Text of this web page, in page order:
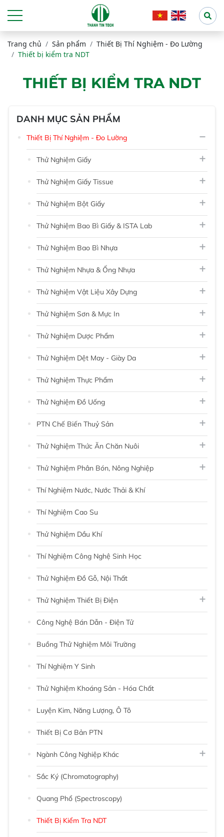
Trang chủ Sản phẩm
Thiết Bị Thí Nghiệm - Đo Lường
Thiết bị kiểm tra NDT
THIẾT BỊ KIỂM TRA NDT
DANH MỤC SẢN PHẨM
Thiết Bị Thí Nghiệm - Đo Lường
Thử Nghiệm Giấy
Thử Nghiệm Giấy Tissue
Thử Nghiệm Bột Giấy
Thử Nghiệm Bao Bì Giấy & ISTA Lab
Thử Nghiệm Bao Bì Nhựa
Thử Nghiệm Nhựa & Ống Nhựa
Thử Nghiệm Vật Liệu Xây Dựng
Thử Nghiệm Sơn & Mực In
Thử Nghiệm Dược Phẩm
Thử Nghiệm Dệt May - Giày Da
Thử Nghiệm Thực Phẩm
Thử Nghiệm Đồ Uống
PTN Chế Biến Thuỷ Sản
Thử Nghiệm Thức Ăn Chăn Nuôi
Thử Nghiệm Phân Bón, Nông Nghiệp
Thí Nghiệm Nước, Nước Thải & Khí
Thí Nghiệm Cao Su
Thử Nghiệm Dầu Khí
Thí Nghiệm Công Nghệ Sinh Học
Thử Nghiệm Đồ Gỗ, Nội Thất
Thử Nghiệm Thiết Bị Điện
Công Nghệ Bán Dẫn - Điện Tử
Buồng Thử Nghiệm Môi Trường
Thí Nghiệm Y Sinh
Thử Nghiệm Khoáng Sản - Hóa Chất
Luyện Kim, Năng Lượng, Ô Tô
Thiết Bị Cơ Bản PTN
Ngành Công Nghiệp Khác
Sắc Ký (chromatography)
Quang Phổ (Spectroscopy)
Thiết Bị Kiểm Tra NDT